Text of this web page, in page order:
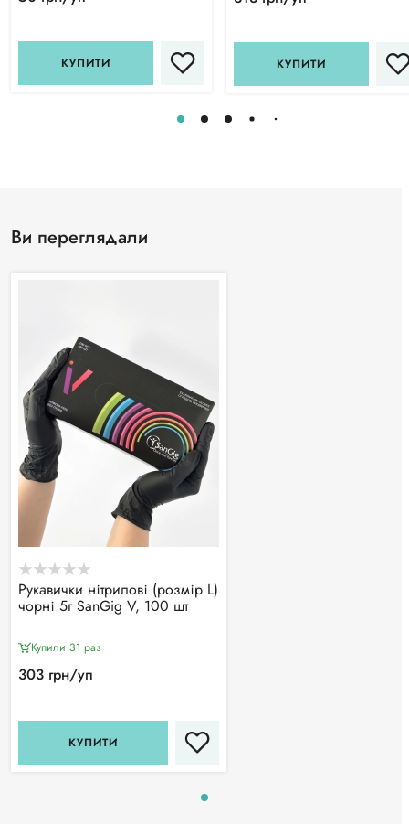
КУПИТИ КУПИТИ
Ви переглядали
Рукавички нітрилові (розмір L)
чорні 5г SanGig V, 100 шт
Купили 31 раз
303 грн/уп
КУПИТИ